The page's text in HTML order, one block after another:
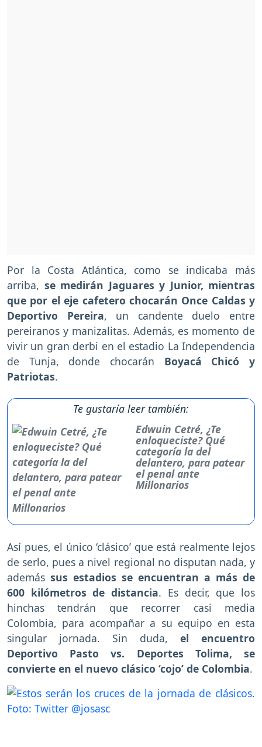
Por la Costa Atlántica, como se indicaba más
arriba, se medirán Jaguares y Junior, mientras
que por el eje cafetero chocarán Once Caldas y
Deportivo Pereira, un candente duelo entre
pereiranos y manizalitas. Además, es momento de
vivir un gran derbi en el estadio La Independencia
de Tunja, donde chocarán Boyacá Chicó y
Patriotas.
Te gustaría leer también:
Edwuin Cetré, ¿Te
enloqueciste? Qué
categoría la del
delantero, para patear
el penal ante
Millonarios
Así pues, el único ‘clásico’ que está realmente lejos
de serlo, pues a nivel regional no disputan nada, y
además sus estadios se encuentran a más de
600 kilómetros de distancia. Es decir, que los
hinchas tendrán que recorrer casi media
Colombia, para acompañar a su equipo en esta
singular jornada. Sin duda, el encuentro
Deportivo Pasto vs. Deportes Tolima, se
convierte en el nuevo clásico ‘cojo’ de Colombia.